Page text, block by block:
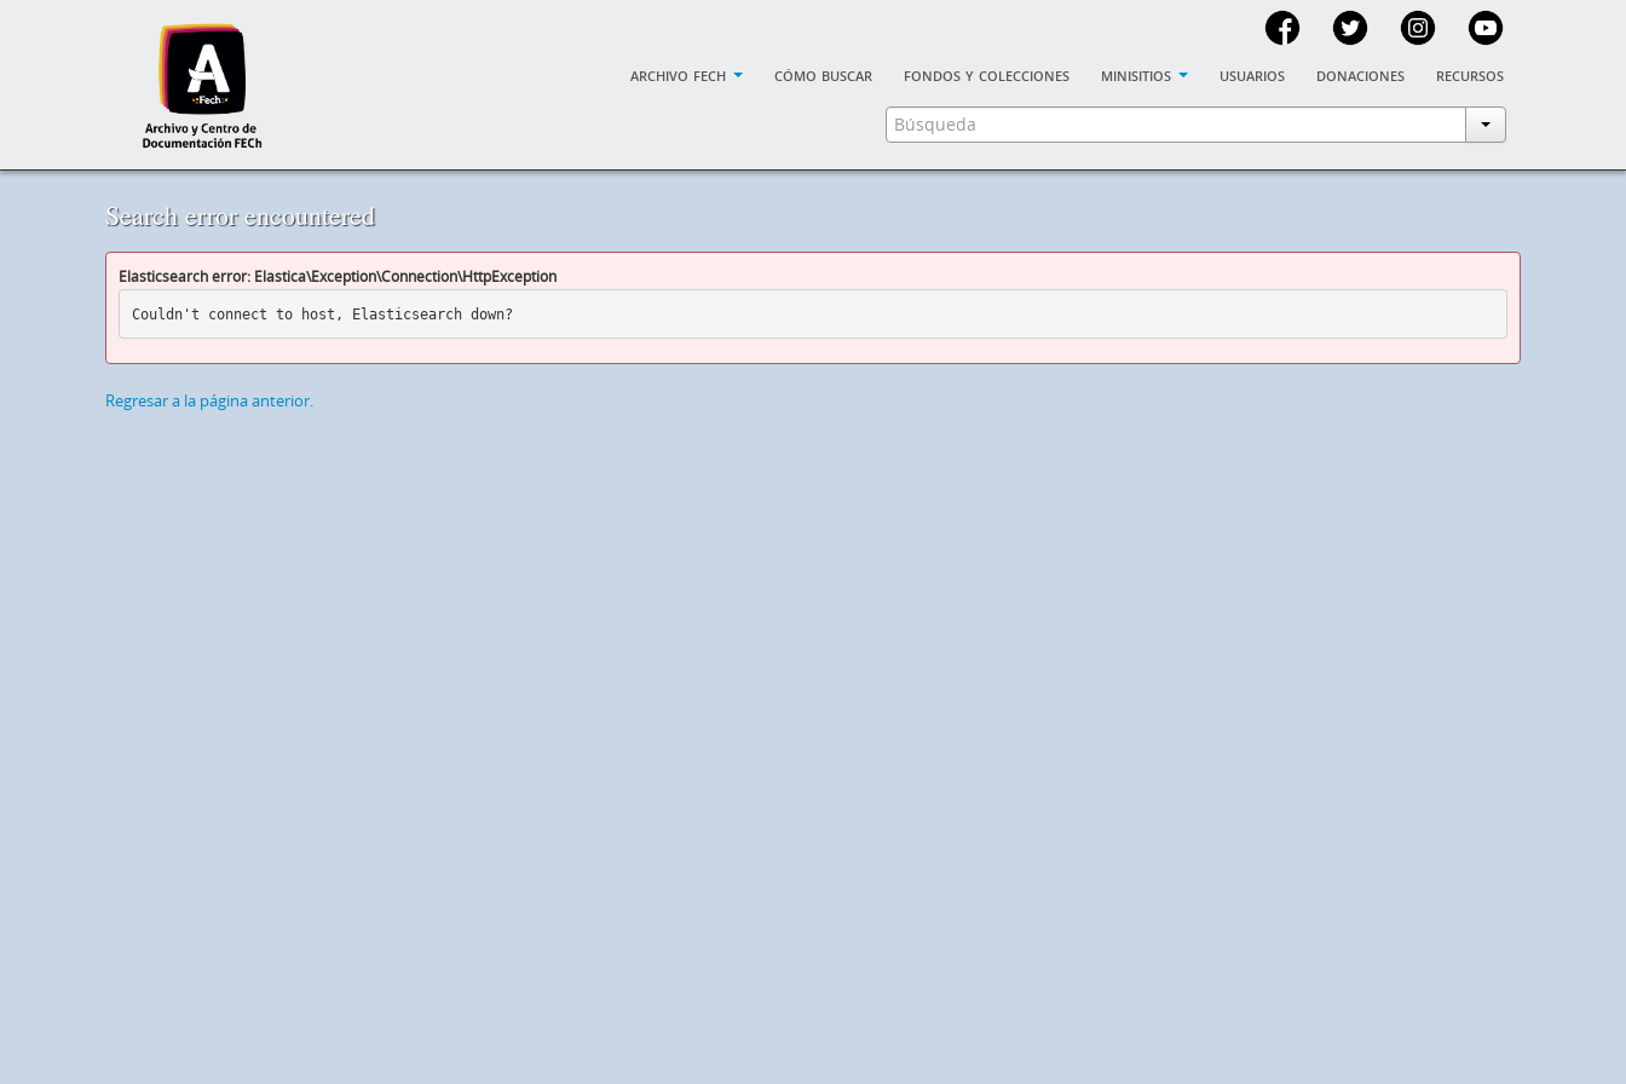
archivo fech cómo buscar fondos y colecciones minisitios usuarios donaciones recursos
Search error encountered
Elasticsearch error: Elastica\Exception\Connection\HttpException
Couldn't connect to host, Elasticsearch down?
Regresar a la página anterior.